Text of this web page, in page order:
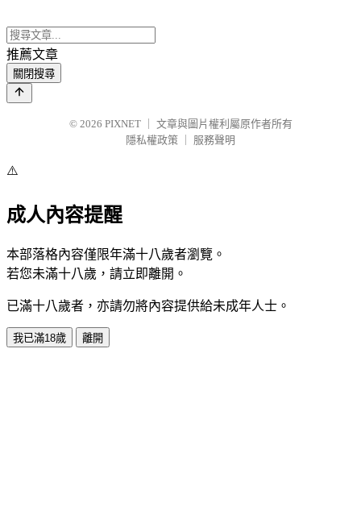
推薦文章
關閉搜尋
© 2026 PIXNET
文章與圖片權利屬原作者所有
隱私權政策
服務聲明
⚠️
成人內容提醒
本部落格內容僅限年滿十八歲者瀏覽。
若您未滿十八歲，請立即離開。
已滿十八歲者，亦請勿將內容提供給未成年人士。
我已滿18歲 離開